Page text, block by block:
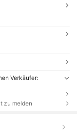
Verkäufer:
zu melden